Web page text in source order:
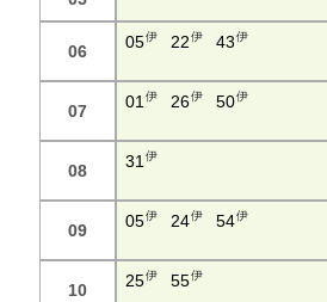
06 05伊 22伊 43 伊
07 01伊 26伊 50伊
08 31伊
09 05伊 24伊 54伊
10 25伊 55伊